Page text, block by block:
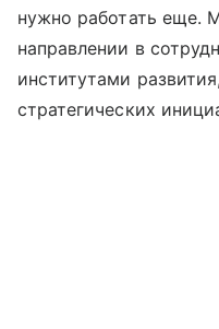
нужно работать еще.
направлении в
институтами
стратегических